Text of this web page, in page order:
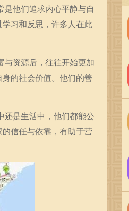
他们追求内心平静与自
习和反思，许多人在此
与资源后，往往开始更加
的社会价值。他们的善
还是生活中，他们都能公
信任与依靠，有助于营